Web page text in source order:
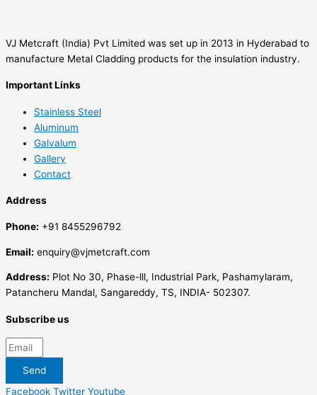
VJ Metcraft (India) Pvt Limited was set up in 2013 in Hyderabad to
manufacture Metal Cladding products for the insulation industry.
Important Links
Stainless Steel
Aluminum
Galvalum
Gallery
Contact
Address
Phone: +91 8455296792
Email: enquiry@vjmetcraft.com
Address: Plot No 30, Phase-lll, Industrial Park, Pashamylaram,
Patancheru Mandal, Sangareddy, TS, INDIA- 502307.
Subscribe us
Send
Facebook Twitter Youtube